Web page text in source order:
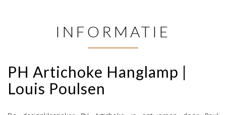
INFORMATIE
PH Artichoke Hanglamp |
Louis Poulsen